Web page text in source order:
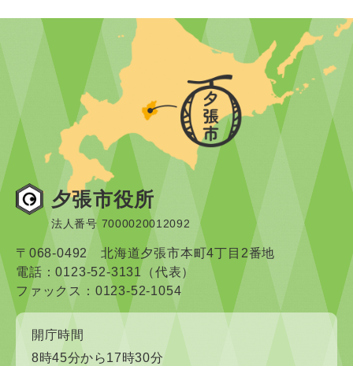
夕張市役所
法人番号 7000020012092
〒068-0492 北海道夕張市本町4丁目2番地
電話：0123-52-3131（代表）
ファックス：0123-52-1054
開庁時間
8時45分から17時30分